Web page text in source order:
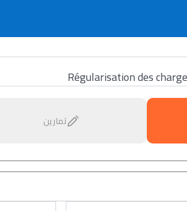
Régularisation des
تمارين